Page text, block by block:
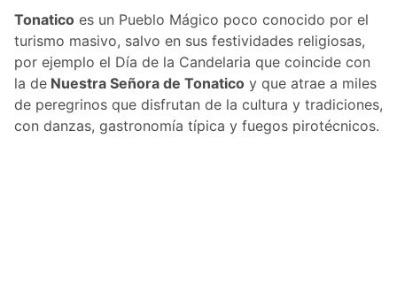
Tonatico es un Pueblo Mágico poco conocido por el
turismo masivo, salvo en sus festividades religiosas,
por ejemplo el Día de la Candelaria que coincide con
la de Nuestra Señora de Tonatico y que atrae a miles
de peregrinos que disfrutan de la cultura y tradiciones,
con danzas, gastronomía típica y fuegos pirotécnicos.